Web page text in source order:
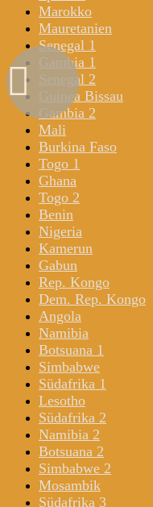
Marokko
Mauretanien
Senegal 1
Gambia 1
Senegal 2
Guinea Bissau
Gambia 2
Mali
Burkina Faso
Togo 1
Ghana
Togo 2
Benin
Nigeria
Kamerun
Gabun
Rep. Kongo
Dem. Rep. Kongo
Angola
Namibia
Botsuana 1
Simbabwe
Südafrika 1
Lesotho
Südafrika 2
Namibia 2
Botsuana 2
Simbabwe 2
Mosambik
Südafrika 3